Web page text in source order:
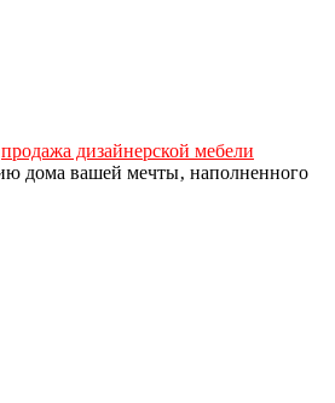
продажа дизайнерской мебели
дома вашей мечты‚ наполненного